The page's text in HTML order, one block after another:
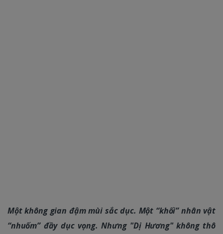
Một không gian đậm mùi sắc dục. Một “khối” nhân vật
“nhuốm” đầy dục vọng. Nhưng "Dị Hương" không thô